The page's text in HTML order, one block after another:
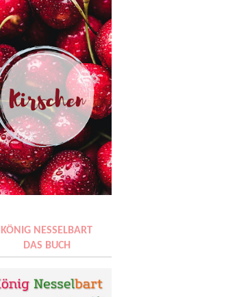
KÖNIG NESSELBART
DAS BUCH